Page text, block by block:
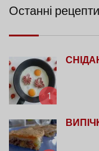
Останні рецепти
1